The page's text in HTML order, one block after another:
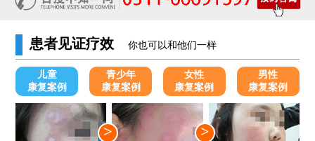
患者见证疗效 你也可以和他们一样
儿童
康复案例
青少年
康复案例
女性
康复案例
男性
康复案例
> >